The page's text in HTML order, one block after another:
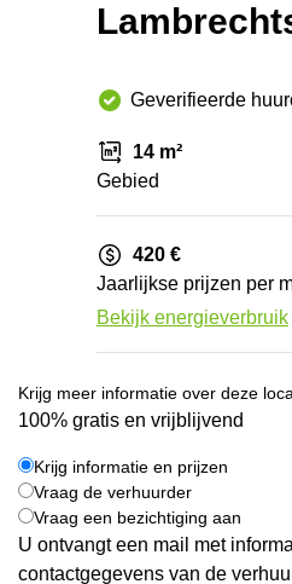
Geverifieerde
14 m²
Gebied
420 €
Jaarlijkse prijzen per
Bekijk energieverbruik
Krijg meer informatie over deze
100% gratis en vrijblijvend
Krijg informatie en prijzen
Vraag de verhuurder
Vraag een bezichtiging aan
U ontvangt een mail met
contactgegevens van de